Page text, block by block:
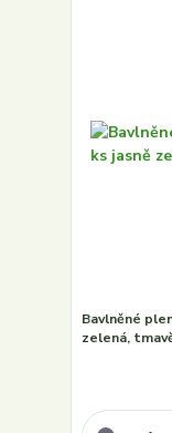
Bavlněné
zelená,